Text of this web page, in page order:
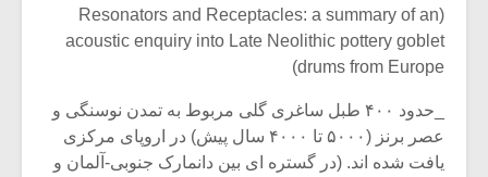
(Resonators and Receptacles: a summary of an
acoustic enquiry into Late Neolithic pottery goblet
drums from Europe)
_حدود ۴۰۰ طبل ساغری گلی مربوط به تمدن نوسنگی و
عصر برنز (۵۰۰۰ تا ۴۰۰۰ سال پیش) در اروپای مرکزی
یافت شده اند. (در گستره ای بین دانمارک جنوبی-آلمان و